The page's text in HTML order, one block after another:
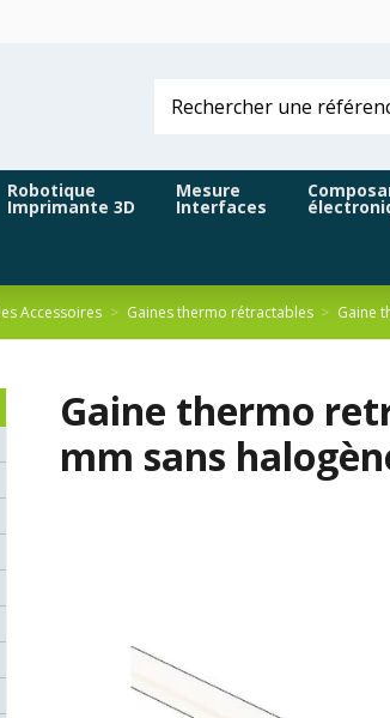
Robotique
Imprimante 3D
Mesure
Interfaces
Accessoires Gaines thermo rétractables Gaine
Gaine thermo
mm sans